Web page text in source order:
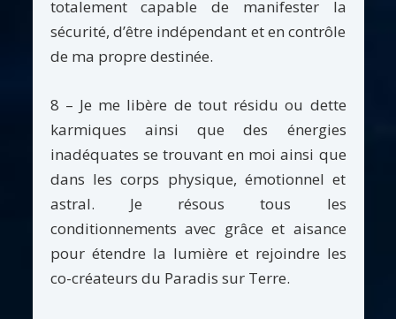
totalement capable de manifester la
sécurité, d’être indépendant et en contrôle
de ma propre destinée.
8 – Je me libère de tout résidu ou dette
karmiques ainsi que des énergies
inadéquates se trouvant en moi ainsi que
dans les corps physique, émotionnel et
astral. Je résous tous les
conditionnements avec grâce et aisance
pour étendre la lumière et rejoindre les
co-créateurs du Paradis sur Terre.